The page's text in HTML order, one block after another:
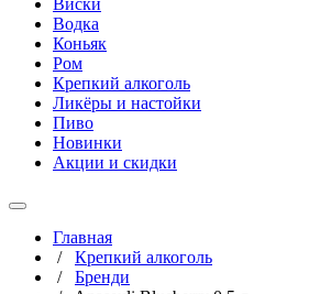
Виски
Водка
Коньяк
Ром
Крепкий алкоголь
Ликёры и настойки
Пиво
Новинки
Акции и скидки
Главная
/ Крепкий алкоголь
/ Бренди